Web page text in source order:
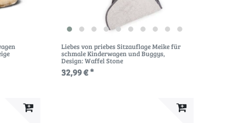
Liebes von priebes Sitzauflage Meike für
schmale Kinderwagen und Buggys,
Design: Waffel Stone
32,99 € *